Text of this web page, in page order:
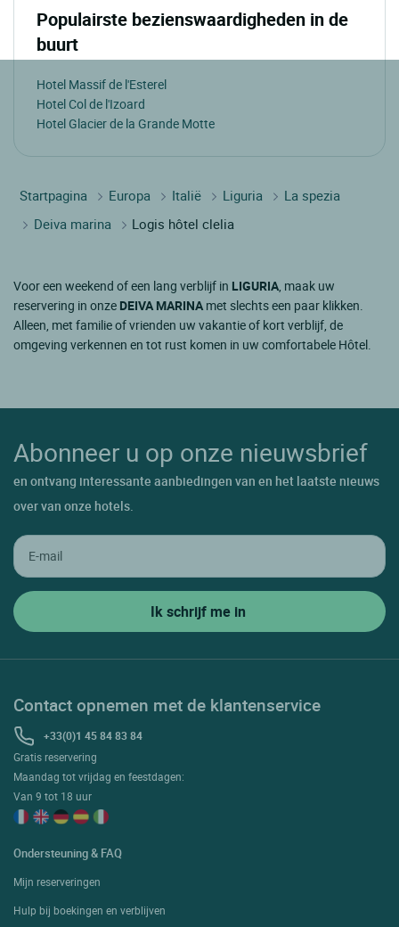
Populairste bezienswaardigheden in de
buurt
Hotel Massif de l'Esterel
Hotel Col de l'Izoard
Hotel Glacier de la Grande Motte
Startpagina Europa Italië Liguria
La spezia
Deiva marina
Logis hôtel clelia
Voor een weekend of een lang verblijf in LIGURIA , maak uw
reservering in onze DEIVA MARINA met slechts een paar klikken.
Alleen, met familie of vrienden uw vakantie of kort verblijf, de
omgeving verkennen en tot rust komen in uw comfortabele Hôtel.
Abonneer u op onze nieuwsbrief
en ontvang interessante aanbiedingen van en het laatste nieuws
over van onze hotels.
Contact opnemen met de klantenservice
+33(0)1 45 84 83 84
Gratis reservering
Maandag tot vrijdag en feestdagen:
Van 9 tot 18 uur
Ondersteuning & FAQ
Mijn reserveringen
Hulp bij boekingen en verblijven